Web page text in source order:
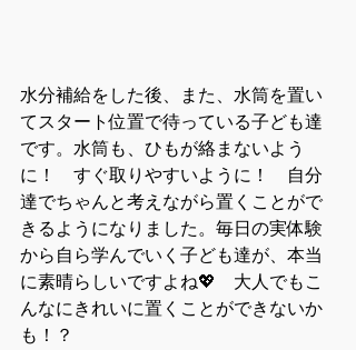
水分補給をした後、また、水筒を置い
てスタート位置で待っている子ども達
です。水筒も、ひもが絡まないよう
に！　すぐ取りやすいように！　自分
達でちゃんと考えながら置くことがで
きるようになりました。毎日の実体験
から自ら学んでいく子ども達が、本当
に素晴らしいですよね💖　大人でもこ
んなにきれいに置くことができないか
も！？